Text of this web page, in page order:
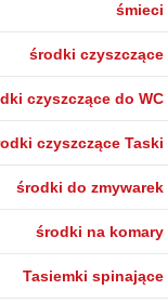
śmieci
środki czyszczące
czyszczące do WC
czyszczące Taski
środki do zmywarek
środki na komary
Tasiemki spinające